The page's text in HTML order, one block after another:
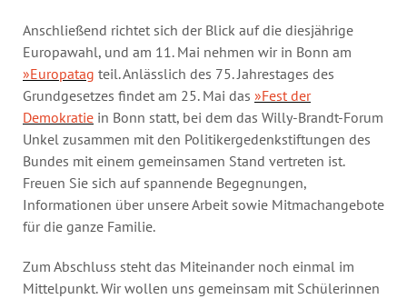
Anschließend richtet sich der Blick auf die diesjährige
Europawahl, und am 11. Mai nehmen wir in Bonn am
»Europatag teil. Anlässlich des 75. Jahrestages des
Grundgesetzes findet am 25. Mai das »Fest der
Demokratie in Bonn statt, bei dem das Willy-Brandt-Forum
Unkel zusammen mit den Politikergedenkstiftungen des
Bundes mit einem gemeinsamen Stand vertreten ist.
Freuen Sie sich auf spannende Begegnungen,
Informationen über unsere Arbeit sowie Mitmachangebote
für die ganze Familie.
Zum Abschluss steht das Miteinander noch einmal im
Mittelpunkt. Wir wollen uns gemeinsam mit Schülerinnen